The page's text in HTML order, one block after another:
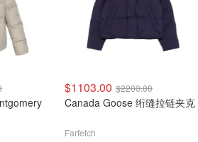
$1103.00 $2200.00
Canada Goose 绗缝拉链夹克
Farfetch